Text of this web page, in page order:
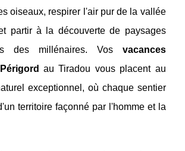
oiseaux, respirer l'air pur de la vallée
partir à la découverte de paysages
des millénaires. Vos vacances
au Tiradou vous placent au
exceptionnel, où chaque sentier
territoire façonné par l'homme et la